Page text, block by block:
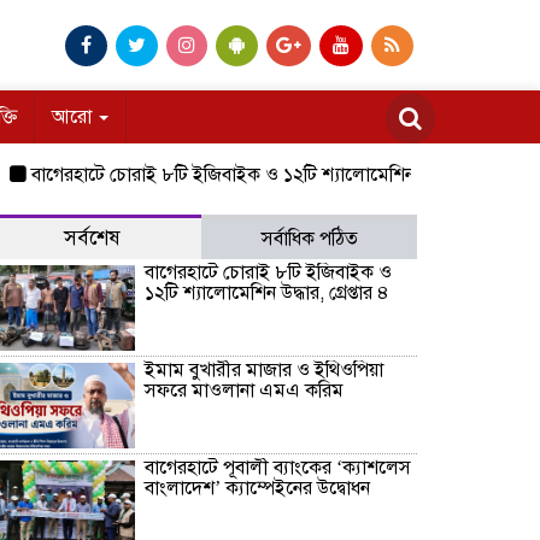
আরো
চোরাই ৮টি ইজিবাইক ও ১২টি শ্যালোমেশিন উদ্ধার, গ্রেপ্তার ৪
সর্বশেষ
সর্বাধিক পঠিত
বাগেরহাটে চোরাই ৮টি ইজিবাইক ও
১২টি শ্যালোমেশিন উদ্ধার, গ্রেপ্তার ৪
ইমাম বুখারীর মাজার ও ইথিওপিয়া
সফরে মাওলানা এমএ করিম
বাগেরহাটে পূবালী ব্যাংকের ‘ক্যাশলেস
বাংলাদেশ’ ক্যাম্পেইনের উদ্বোধন